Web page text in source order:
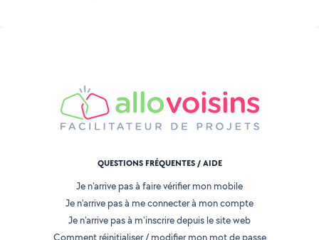
QUESTIONS FRÉQUENTES / AIDE
Je n'arrive pas à faire vérifier mon mobile
Je n'arrive pas à me connecter à mon compte
Je n'arrive pas à m'inscrire depuis le site web
Comment réinitialiser / modifier mon mot de passe